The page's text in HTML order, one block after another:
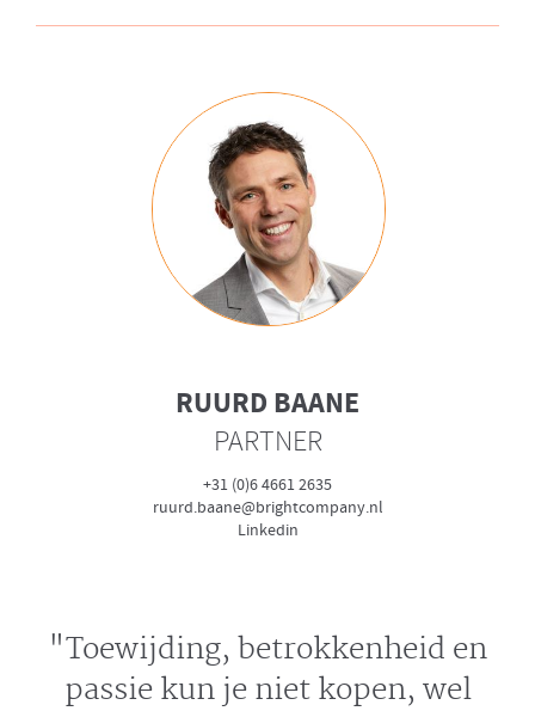
RUURD BAANE
PARTNER
+31 (0)6 4661 2635
ruurd.baane@brightcompany.nl
Linkedin
"Toewijding, betrokkenheid en
passie kun je niet kopen, wel